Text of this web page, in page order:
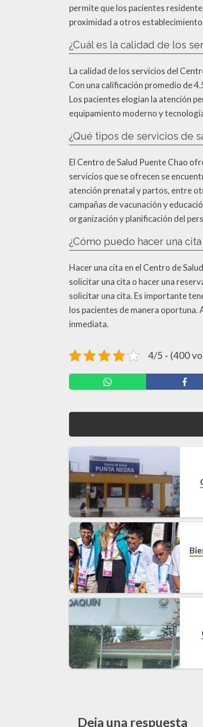
permite que los pacientes
proximidad a otros
¿Cuál es la calidad de los
La calidad de los servicios del
Con una calificación promedio de
Los pacientes elogian la atención
equipamiento moderno y
¿Qué tipos de servicios de
El Centro de Salud Puente Chao
servicios que se ofrecen se
atención prenatal y partos, entre
campañas de vacunación y
organización y planificación del
¿Cómo puedo hacer una
Hacer una cita en el Centro de
solicitar una cita o hacer una
solicitar una cita. Es importante
los pacientes de manera oportuna.
inmediata.
4/5 - (400
Deja una respuesta